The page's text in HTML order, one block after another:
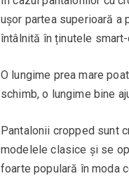
ușor partea superioară
întâlnită în ținutele
O lungime prea mare
schimb, o lungime bine
Pantalonii cropped sunt
modelele clasice și se
foarte populară în moda